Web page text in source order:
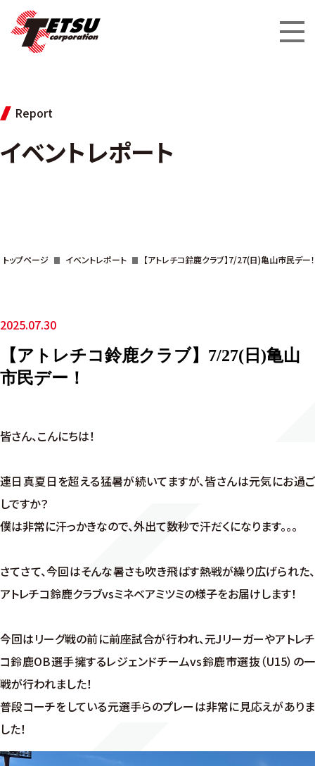
Report
イベントレポート
トップページ イベントレポート 【アトレチコ鈴鹿クラブ】7/27(日)亀山市民デー！
2025.07.30
【アトレチコ鈴鹿クラブ】7/27(日)亀山
市民デー！
皆さん、こんにちは！
連日真夏日を超える猛暑が続いてますが、皆さんは元気にお過ご
しですか？
僕は非常に汗っかきなので、外出て数秒で汗だくになります。。。
さてさて、今回はそんな暑さも吹き飛ばす熱戦が繰り広げられた、
アトレチコ鈴鹿クラブvsミネベアミツミの様子をお届けします！
今回はリーグ戦の前に前座試合が行われ、元Jリーガーやアトレチ
コ鈴鹿OB選手擁するレジェンドチームvs鈴鹿市選抜（U15）の一
戦が行われました！
普段コーチをしている元選手らのプレーは非常に見応えがありま
した！